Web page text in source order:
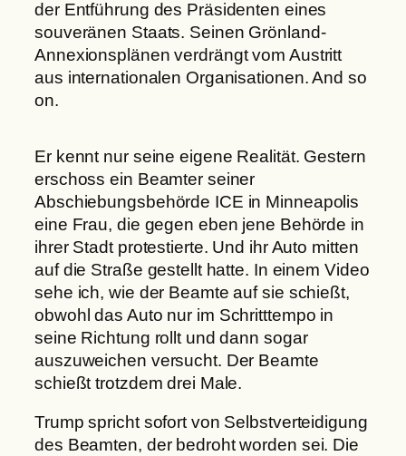
der Entführung des Präsidenten eines
souveränen Staats. Seinen Grönland-
Annexionsplänen verdrängt vom Austritt
aus internationalen Organisationen. And so
on.
Er kennt nur seine eigene Realität. Gestern
erschoss ein Beamter seiner
Abschiebungsbehörde ICE in Minneapolis
eine Frau, die gegen eben jene Behörde in
ihrer Stadt protestierte. Und ihr Auto mitten
auf die Straße gestellt hatte. In einem Video
sehe ich, wie der Beamte auf sie schießt,
obwohl das Auto nur im Schritttempo in
seine Richtung rollt und dann sogar
auszuweichen versucht. Der Beamte
schießt trotzdem drei Male.
Trump spricht sofort von Selbstverteidigung
des Beamten, der bedroht worden sei. Die